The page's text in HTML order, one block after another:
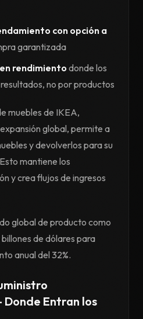
con opción a
garantizada
rendimiento donde los
no por productos
muebles de IKEA,
global, permite a
y devolverlos para su
mantiene los
y crea flujos de ingresos
global de producto como
de dólares para
anual del 32%.
Entran los